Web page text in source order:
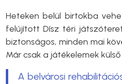
Heteken belül birtokba
felújított Dísz téri
biztonságos, minden mai
Már csak a játékelemek
A belvárosi